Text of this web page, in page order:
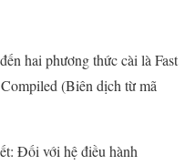
hai phương thức cài là Fast
(Biên dịch từ mã
Đối với hệ điều hành